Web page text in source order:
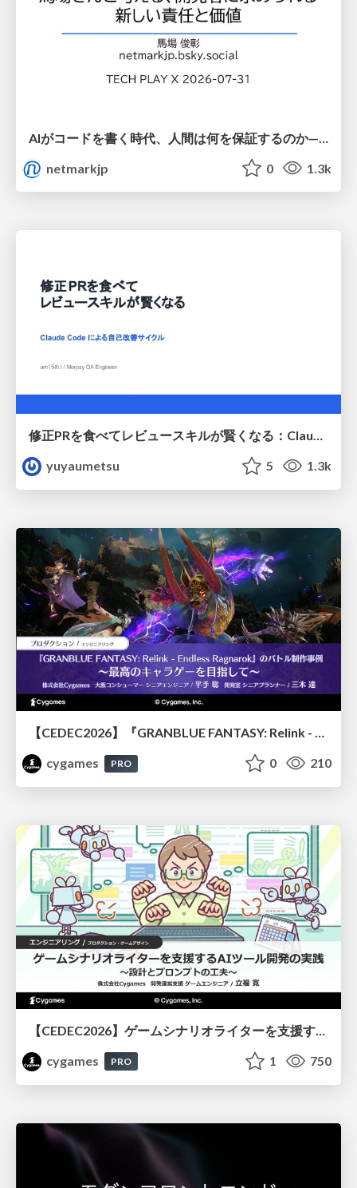
netmarkjp
0 1.3k
修正PRを食べてレビュースキルが賢くなる：Claude Codeによる自己改善サイクル
yuyaumetsu
5 1.3k
【CEDEC2026】『GRANBLUE FANTASY: Relink - Endless Ragnarok』のバトル制作事例 ～最高のキャラゲーを目指して～
cygames
PRO 0 210
cygames
PRO 1 750